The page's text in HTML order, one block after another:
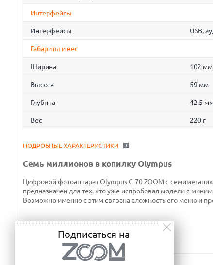
Интерфейсы
Интерфейсы USB,
Габариты и вес
Ширина 102 мм
Высота 59 мм
Глубина 42.5
Вес 220 г
ПОДРОБНЫЕ ХАРАКТЕРИСТИКИ
Семь миллионов в копилку Olympus
Цифровой фотоаппарат Olympus C-70 ZOOM с
предназначен для тех, кто уже испробовал модели с
Возможно именно с этим связана сложность его меню и
Подписаться на